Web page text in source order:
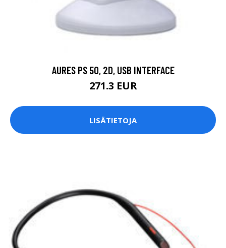
AURES PS 50, 2D, USB INTERFACE
271.3 EUR
LISÄTIETOJA